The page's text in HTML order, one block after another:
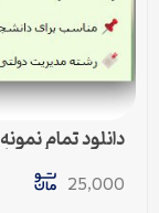
دانلود تمام
مدیریت دولتی پیام نور
25,000